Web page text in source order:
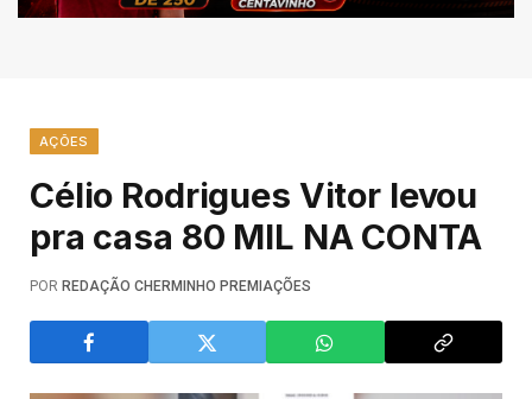
AÇÕES
Célio Rodrigues Vitor levou
pra casa 80 MIL NA CONTA
POR REDAÇÃO CHERMINHO PREMIAÇÕES